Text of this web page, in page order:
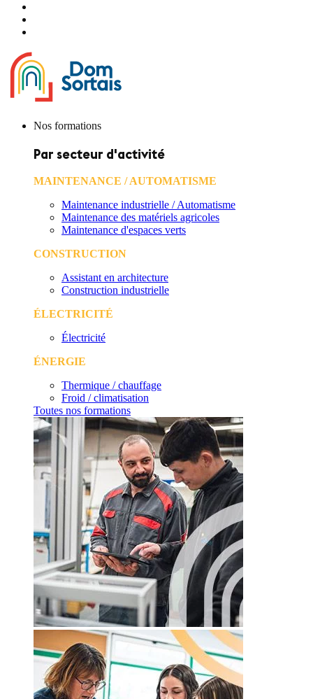
Nos formations
Par secteur d'activité
MAINTENANCE / AUTOMATISME
Maintenance industrielle / Automatisme
Maintenance des matériels agricoles
Maintenance d'espaces verts
CONSTRUCTION
Assistant en architecture
Construction industrielle
ÉLECTRICITÉ
Électricité
ÉNERGIE
Thermique / chauffage
Froid / climatisation
Toutes nos formations